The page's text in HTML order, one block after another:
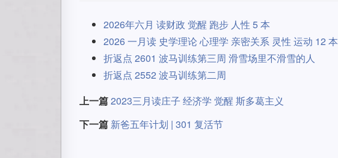
2026年六月 读财政 觉醒 跑步 人性 5 本
2026 一月读 史学理论 心理学 亲密关系 灵性 运动 12 本
折返点 2601 波马训练第三周 滑雪场里不滑雪的人
折返点 2552 波马训练第二周
上一篇2023三月读庄子 经济学 觉醒 斯多葛主义
下一篇 新爸五年计划 | 301 复活节